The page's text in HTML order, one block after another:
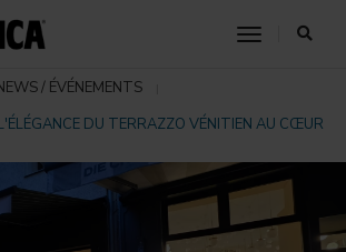
toggle
/ ÉVÉNEMENTS
DU TERRAZZO VÉNITIEN AU CŒUR